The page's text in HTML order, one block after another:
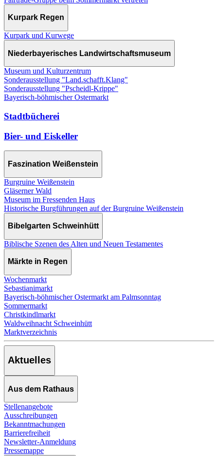
Kurpark Regen
Kurpark und Kurwege
Niederbayerisches Landwirtschaftsmuseum
Museum und Kulturzentrum
Sonderausstellung "Land.schafft.Klang"
Sonderausstellung "Pscheidl-Krippe"
Bayerisch-böhmischer Ostermarkt
Stadtbücherei
Bier- und Eiskeller
Faszination Weißenstein
Burgruine Weißenstein
Gläserner Wald
Museum im Fressenden Haus
Historische Burgführungen auf der Burgruine Weißenstein
Bibelgarten Schweinhütt
Biblische Szenen des Alten und Neuen Testamentes
Märkte in Regen
Wochenmarkt
Sebastianimarkt
Bayerisch-böhmischer Ostermarkt am Palmsonntag
Sommermarkt
Christkindlmarkt
Waldweihnacht Schweinhütt
Marktverzeichnis
Aktuelles
Aus dem Rathaus
Stellenangebote
Ausschreibungen
Bekanntmachungen
Barrierefreiheit
Newsletter-Anmeldung
Pressemappe